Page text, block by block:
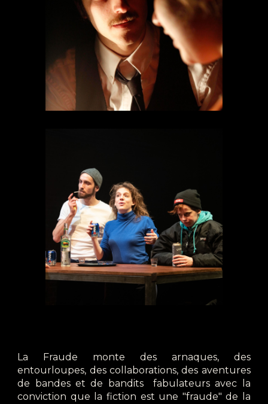
La Fraude monte des arnaques, des
entourloupes, des collaborations, des aventures
de bandes et de bandits fabulateurs avec la
conviction que la fiction est une "fraude" de la